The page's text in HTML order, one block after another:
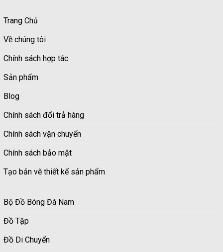
Trang Chủ
Về chúng tôi
Chính sách hợp tác
Sản phẩm
Blog
Chính sách đổi trả hàng
Chính sách vận chuyển
Chính sách bảo mật
Tạo bản vẽ thiết kế sản phẩm
Bộ Đồ Bóng Đá Nam
Đồ Tập
Đồ Di Chuyển